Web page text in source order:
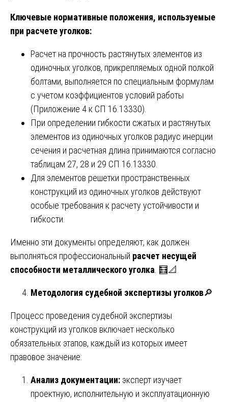
Ключевые нормативные положения, используемые
при расчете уголков:
Расчет на прочность растянутых элементов из
одиночных уголков, прикрепляемых одной полкой
болтами, выполняется по специальным формулам
с учетом коэффициентов условий работы
(Приложение 4 к СП 16.13330).
При определении гибкости сжатых и растянутых
элементов из одиночных уголков радиус инерции
сечения и расчетная длина принимаются согласно
таблицам 27, 28 и 29 СП 16.13330.
Для элементов решетки пространственных
конструкций из одиночных уголков действуют
особые требования к расчету устойчивости и
гибкости.
Именно эти документы определяют, как должен
выполняться профессиональный расчет несущей
способности металлического уголка . 🧮📐
Методология судебной экспертизы уголков🔎
Процесс проведения судебной экспертизы
конструкций из уголков включает несколько
обязательных этапов, каждый из которых имеет
правовое значение:
Анализ документации: эксперт изучает
проектную, исполнительную и эксплуатационную